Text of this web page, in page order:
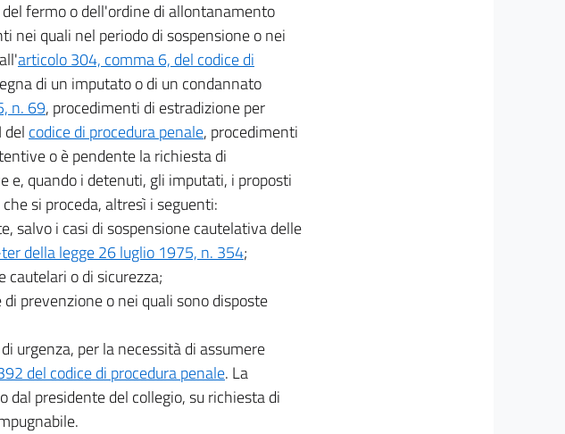
fermo o dell'ordine di allontanamento
nei quali nel periodo di sospensione o nei
articolo 304, comma 6, del codice di
di un imputato o di un condannato
n. 69, procedimenti di estradizione per
del codice di procedura penale, procedimenti
o è pendente la richiesta di
e, quando i detenuti, gli imputati, i proposti
si proceda, altresì i seguenti:
salvo i casi di sospensione cautelativa delle
della legge 26 luglio 1975, n. 354;
o di sicurezza;
prevenzione o nei quali sono disposte
urgenza, per la necessità di assumere
del codice di procedura penale. La
dal presidente del collegio, su richiesta di